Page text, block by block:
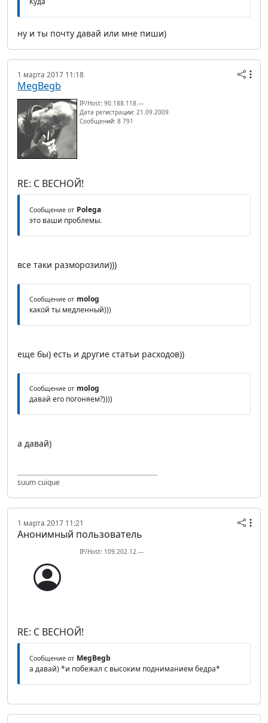
ну и ты почту давай или мне пиши)
1 марта 2017 11:18
MegBegb
IP/Host: 90.188.118.---
Дата регистрации: 21.09.2009
Сообщений: 8 791
RE: С ВЕСНОЙ!
Сообщение от Polega
это ваши проблемы.
все таки разморозили)))
Сообщение от molog
какой ты медленный)))
еще бы) есть и другие статьи расходов))
Сообщение от molog
давай его погоняем?))))
а давай)
suum cuique
1 марта 2017 11:21
Анонимный пользователь
IP/Host: 109.202.12.---
RE: С ВЕСНОЙ!
Сообщение от MegBegb
а давай) *и побежал с высоким подниманием бедра*